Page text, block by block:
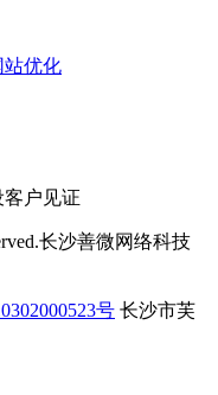
站优化
客户见证
长沙善微网络科技
号 长沙市芙